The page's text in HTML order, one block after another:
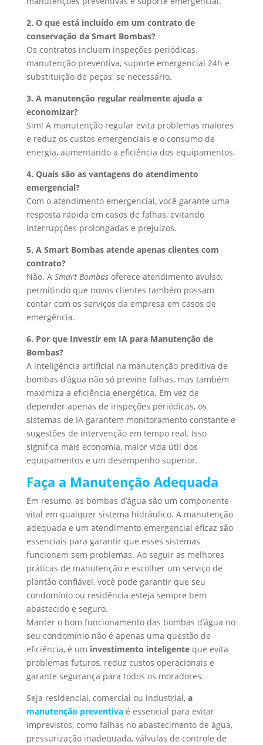
2. O que está incluído em um contrato de
conservação da Smart Bombas?
Os contratos incluem inspeções periódicas,
manutenção preventiva, suporte emergencial 24h e
substituição de peças, se necessário.
3. A manutenção regular realmente ajuda a
economizar?
Sim! A manutenção regular evita problemas maiores
e reduz os custos emergenciais e o consumo de
energia, aumentando a eficiência dos equipamentos.
4. Quais são as vantagens do atendimento
emergencial?
Com o atendimento emergencial, você garante uma
resposta rápida em casos de falhas, evitando
interrupções prolongadas e prejuízos.
5. A Smart Bombas atende apenas clientes com
contrato?
Não. A Smart Bombasoferece atendimento avulso,
permitindo que novos clientes também possam
contar com os serviços da empresa em casos de
emergência.
6. Por que Investir em IA para Manutenção de
Bombas?
A inteligência artificial na manutenção preditiva de
bombas d’água não só previne falhas, mas também
maximiza a eficiência energética. Em vez de
depender apenas de inspeções periódicas, os
sistemas de IA garantem monitoramento constante e
sugestões de intervenção em tempo real. Isso
significa mais economia, maior vida útil dos
equipamentos e um desempenho superior.
Faça a Manutenção Adequada
Em resumo, as bombas d’água são um componente
vital em qualquer sistema hidráulico. A manutenção
adequada e um atendimento emergencial eficaz são
essenciais para garantir que esses sistemas
funcionem sem problemas. Ao seguir as melhores
práticas de manutenção e escolher um serviço de
plantão confiável, você pode garantir que seu
condomínio ou residência esteja sempre bem
abastecido e seguro.
Manter o bom funcionamento das bombas d’água no
seu condomínio não é apenas uma questão de
eficiência, é um investimento inteligenteque evita
problemas futuros, reduz custos operacionais e
garante segurança para todos os moradores.
Seja residencial, comercial ou industrial, a
manutenção preventivaé essencial para evitar
imprevistos, como falhas no abastecimento de água,
pressurização inadequada, válvulas de controle de